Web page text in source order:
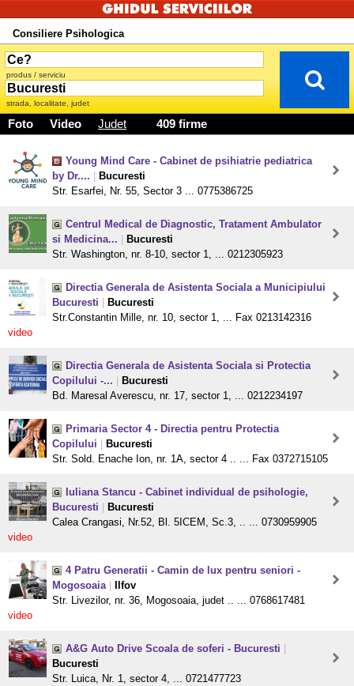
Consiliere Psihologica
produs / serviciu
strada, localitate, judet
Foto Video Judet 409 firme
Young Mind Care - Cabinet de psihiatrie pediatrica
by Dr....
Bucuresti
Str. Esarfei, Nr. 55, Sector 3 ... 0775386725
Centrul Medical de Diagnostic, Tratament Ambulator
si Medicina...
Bucuresti
Str. Washington, nr. 8-10, sector 1, ... 0212305923
Directia Generala de Asistenta Sociala a Municipiului
Bucuresti
Bucuresti
Str.Constantin Mille, nr. 10, sector 1, ... Fax 0213142316
video
Directia Generala de Asistenta Sociala si Protectia
Copilului -...
Bucuresti
Bd. Maresal Averescu, nr. 17, sector 1, ... 0212234197
Primaria Sector 4 - Directia pentru Protectia
Copilului
Bucuresti
Str. Sold. Enache Ion, nr. 1A, sector 4 .. ... Fax 0372715105
Iuliana Stancu - Cabinet individual de psihologie,
Bucuresti
Bucuresti
Calea Crangasi, Nr.52, Bl. 5ICEM, Sc.3, .. ... 0730959905
video
4 Patru Generatii - Camin de lux pentru seniori -
Mogosoaia
Ilfov
Str. Livezilor, nr. 36, Mogosoaia, judet .. ... 0768617481
video
A&G Auto Drive Scoala de soferi - Bucuresti
Bucuresti
Str. Luica, Nr. 1, sector 4, ... 0721477723